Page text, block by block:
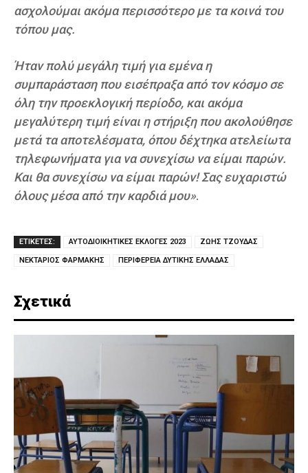
ασχολούμαι ακόμα περισσότερο με τα κοινά του
τόπου μας.
Ήταν πολύ μεγάλη τιμή για εμένα η
συμπαράσταση που εισέπραξα από τον κόσμο σε
όλη την προεκλογική περίοδο, και ακόμα
μεγαλύτερη τιμή είναι η στήριξη που ακολούθησε
μετά τα αποτελέσματα, όπου δέχτηκα ατελείωτα
τηλεφωνήματα για να συνεχίσω να είμαι παρών.
Και θα συνεχίσω να είμαι παρών! Σας ευχαριστώ
όλους μέσα από την καρδιά μου».
ΕΤΙΚΕΤΕΣ: ΑΥΤΟΔΙΟΙΚΗΤΙΚΕΣ ΕΚΛΟΓΕΣ 2023 ΖΩΗΣ ΤΖΟΥΔΑΣ
ΝΕΚΤΑΡΙΟΣ ΦΑΡΜΑΚΗΣ ΠΕΡΙΦΕΡΕΙΑ ΔΥΤΙΚΗΣ ΕΛΛΑΔΑΣ
Σχετικά